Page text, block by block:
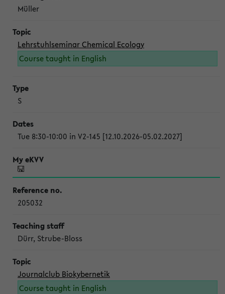
Müller
Lehrstuhlseminar Chemical Ecology
Course taught in English
S
Tue 8:30-10:00 in V2-145 [12.10.2026-05.02.2027]
205032
Dürr, Strube-Bloss
Journalclub Biokybernetik
Course taught in English